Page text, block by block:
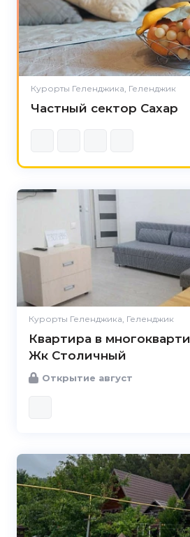
Курорты Геленджика, Геленджик
Частный сектор Сахар
Курорты Геленджика, Геленджик
Квартира в
Жк Столичный
Открытие август